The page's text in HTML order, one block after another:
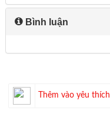
Bình luận
Thêm vào yêu thích